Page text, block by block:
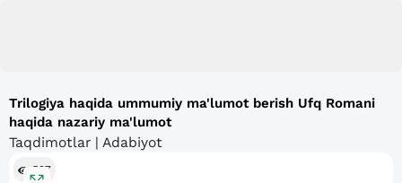
Trilogiya haqida ummumiy ma'lumot berish Ufq Romani
haqida nazariy ma'lumot
Taqdimotlar | Adabiyot
527